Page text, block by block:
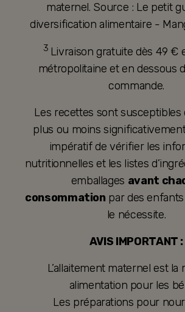
maternel. Source : Le petit
diversification alimentaire -
3 Livraison gratuite dès 49 €
métropolitaine et en dessous
commande.
Les recettes sont susceptibles
plus ou moins
impératif de vérifier les
nutritionnelles et les listes
emballages avant
consommation par des
le nécessite.
AVIS IMPORTANT :
L’allaitement maternel est la
alimentation pour les
Les préparations pour